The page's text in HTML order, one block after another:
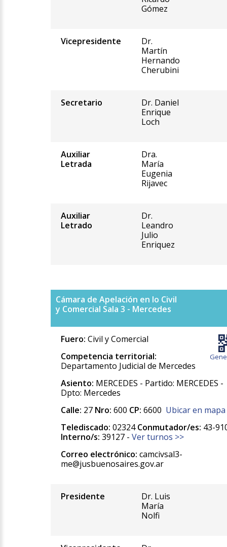
Gómez
Vicepresidente
Dr.
Martín
Hernando
Cherubini
Secretario
Dr. Daniel
Enrique
Loch
Auxiliar
Letrada
Dra.
María
Eugenia
Rijavec
Auxiliar
Letrado
Dr.
Leandro
Julio
Enriquez
Cámara de Apelación en lo Civil
y Comercial Sala 3 - Mercedes
Fuero: Civil y Comercial
Competencia territorial:
Departamento Judicial de Mercedes
Asiento: MERCEDES - Partido: MERCEDES -
Dpto: Mercedes
Calle: 27 Nro: 600 CP: 6600 Ubicar en mapa
Telediscado: 02324Conmutador/es: 43-
Interno/s: 39127 - Ver turnos >>
Correo electrónico: camcivsal3-
me@jusbuenosaires.gov.ar
Presidente
Dr. Luis
María
Nolfi